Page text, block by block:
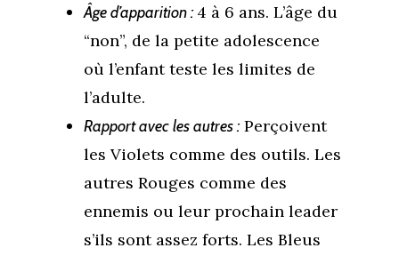
Âge d’apparition :4 à 6 ans. L’âge du
“non”, de la petite adolescence
où l’enfant teste les limites de
l’adulte.
Rapport avec les autres :Perçoivent
les Violets comme des outils. Les
autres Rouges comme des
ennemis ou leur prochain leader
s’ils sont assez forts. Les Bleus